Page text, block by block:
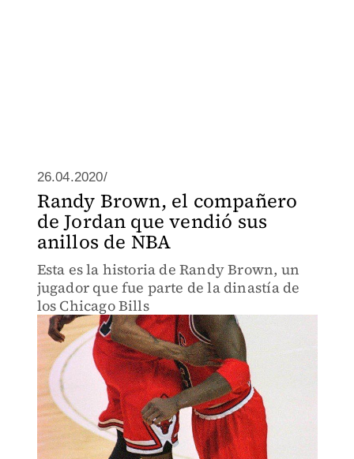
26.04.2020/
Randy Brown, el compañero
de Jordan que vendió sus
anillos de NBA
Esta es la historia de Randy Brown, un
jugador que fue parte de la dinastía de
los Chicago Bills